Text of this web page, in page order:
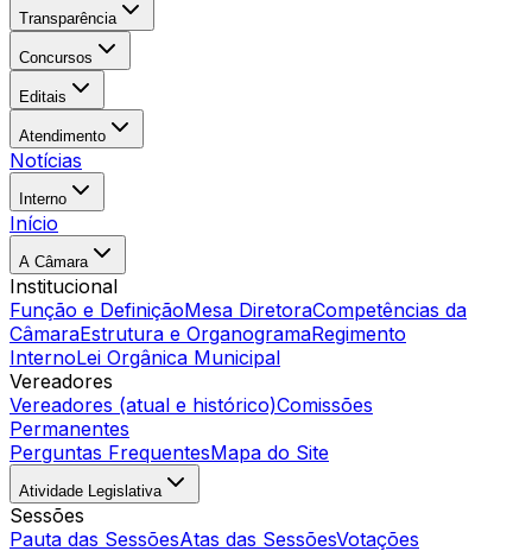
Transparência
Concursos
Editais
Atendimento
Notícias
Interno
Início
A Câmara
Institucional
Função e DefiniçãoMesa DiretoraCompetências da
CâmaraEstrutura e OrganogramaRegimento
InternoLei Orgânica Municipal
Vereadores
Vereadores (atual e histórico)Comissões
Permanentes
Perguntas FrequentesMapa do Site
Atividade Legislativa
Sessões
Pauta das SessõesAtas das SessõesVotações